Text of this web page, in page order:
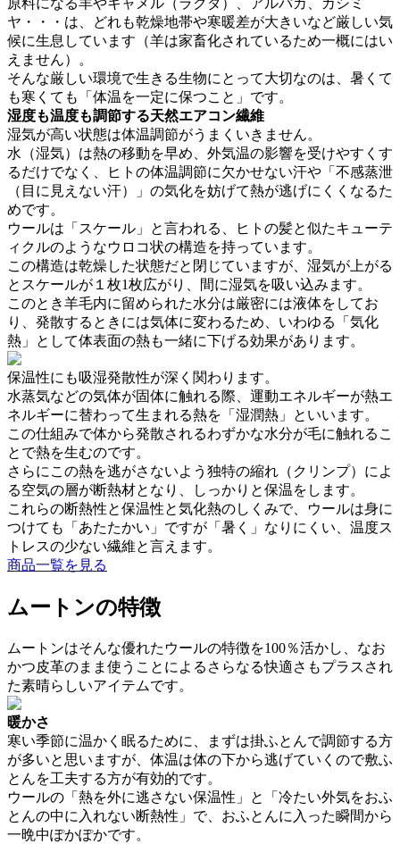
原料になる羊やキャメル（ラクダ）、アルパカ、カシミ
ヤ・・・は、どれも乾燥地帯や寒暖差が大きいなど厳しい気
候に生息しています（羊は家畜化されているため一概にはい
えません）。
そんな厳しい環境で生きる生物にとって大切なのは、暑くて
も寒くても「体温を一定に保つこと」です。
湿度も温度も調節する天然エアコン繊維
湿気が高い状態は体温調節がうまくいきません。
水（湿気）は熱の移動を早め、外気温の影響を受けやすくす
るだけでなく、ヒトの体温調節に欠かせない汗や「不感蒸泄
（目に見えない汗）」の気化を妨げて熱が逃げにくくなるた
めです。
ウールは「スケール」と言われる、ヒトの髪と似たキューテ
ィクルのようなウロコ状の構造を持っています。
この構造は乾燥した状態だと閉じていますが、湿気が上がる
とスケールが１枚1枚広がり、間に湿気を吸い込みます。
このとき羊毛内に留められた水分は厳密には液体をしてお
り、発散するときには気体に変わるため、いわゆる「気化
熱」として体表面の熱も一緒に下げる効果があります。
保温性にも吸湿発散性が深く関わります。
水蒸気などの気体が固体に触れる際、運動エネルギーが熱エ
ネルギーに替わって生まれる熱を「湿潤熱」といいます。
この仕組みで体から発散されるわずかな水分が毛に触れるこ
とで熱を生むのです。
さらにこの熱を逃がさないよう独特の縮れ（クリンプ）によ
る空気の層が断熱材となり、しっかりと保温をします。
これらの断熱性と保温性と気化熱のしくみで、ウールは身に
つけても「あたたかい」ですが「暑く」なりにくい、温度ス
トレスの少ない繊維と言えます。
商品一覧を見る
ムートンの特徴
ムートンはそんな優れたウールの特徴を100％活かし、なお
かつ皮革のまま使うことによるさらなる快適さもプラスされ
た素晴らしいアイテムです。
暖かさ
寒い季節に温かく眠るために、まずは掛ふとんで調節する方
が多いと思いますが、体温は体の下から逃げていくので敷ふ
とんを工夫する方が有効的です。
ウールの「熱を外に逃さない保温性」と「冷たい外気をおふ
とんの中に入れない断熱性」で、おふとんに入った瞬間から
一晩中ぽかぽかです。